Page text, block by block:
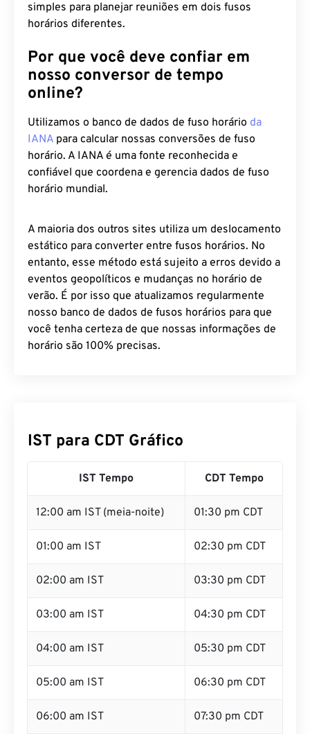
simples para planejar reuniões em dois fusos
horários diferentes.
Por que você deve confiar em
nosso conversor de tempo
online?
Utilizamos o banco de dados de fuso horário da
IANA para calcular nossas conversões de fuso
horário. A IANA é uma fonte reconhecida e
confiável que coordena e gerencia dados de fuso
horário mundial.
A maioria dos outros sites utiliza um deslocamento
estático para converter entre fusos horários. No
entanto, esse método está sujeito a erros devido a
eventos geopolíticos e mudanças no horário de
verão. É por isso que atualizamos regularmente
nosso banco de dados de fusos horários para que
você tenha certeza de que nossas informações de
horário são 100% precisas.
IST para CDT Gráfico
IST Tempo CDT Tempo
12:00 am IST (meia-noite) 01:30 pm CDT
01:00 am IST 02:30 pm CDT
02:00 am IST 03:30 pm CDT
03:00 am IST 04:30 pm CDT
04:00 am IST 05:30 pm CDT
05:00 am IST 06:30 pm CDT
06:00 am IST 07:30 pm CDT